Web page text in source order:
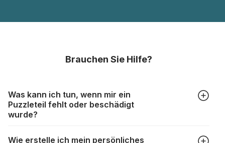
Brauchen Sie Hilfe?
Was kann ich tun, wenn mir ein
Puzzleteil fehlt oder beschädigt
wurde?
Wie erstelle ich mein persönliches